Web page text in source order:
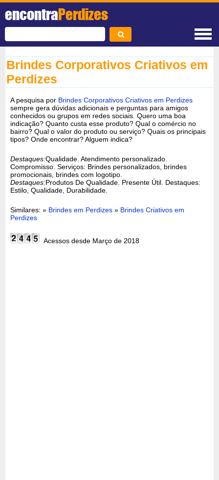
encontraPerdizes
Brindes Corporativos Criativos em
Perdizes
A pesquisa por Brindes Corporativos Criativos em Perdizes
sempre gera dúvidas adicionais e perguntas para amigos
conhecidos ou grupos em redes sociais. Quero uma boa
indicação? Quanto custa esse produto? Qual o comércio no
bairro? Qual o valor do produto ou serviço? Quais os principais
tipos? Onde encontrar? Alguem indica?
Destaques:Qualidade. Atendimento personalizado.
Compromisso. Serviços: Brindes personalizados, brindes
promocionais, brindes com logotipo.
Destaques:Produtos De Qualidade. Presente Útil. Destaques:
Estilo, Qualidade, Durabilidade.
Similares: » Brindes em Perdizes » Brindes Criativos em
Perdizes
Acessos desde Março de 2018